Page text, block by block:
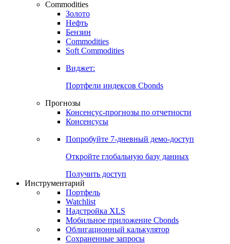
Commodities
Золото
Нефть
Бензин
Commodities
Soft Commodities
Виджет:
Портфели индексов Cbonds
Прогнозы
Консенсус-прогнозы по отчетности
Консенсусы
Попробуйте 7-дневный демо-доступ
Откройте глобальную базу данных
Получить доступ
Инструментарий
Портфель
Watchlist
Надстройка XLS
Мобильное приложение Cbonds
Облигационный калькулятор
Сохраненные запросы